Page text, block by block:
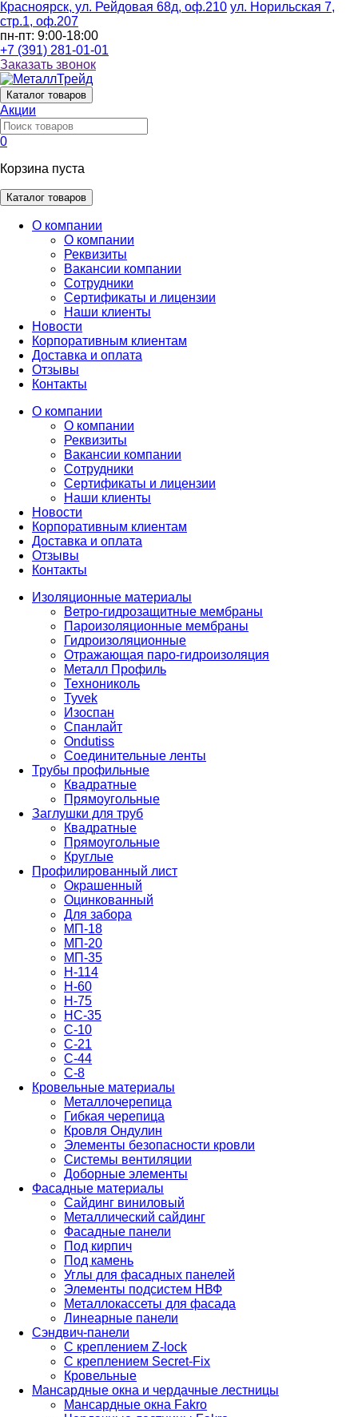
Красноярск, ул. Рейдовая 68д, оф.210 ул. Норильская 7,
стр.1, оф.207
пн-пт: 9:00-18:00
+7 (391) 281-01-01
Заказать звонок
Каталог товаров
Акции
0
Корзина пуста
Каталог товаров
О компании
О компании
Реквизиты
Вакансии компании
Сотрудники
Сертификаты и лицензии
Наши клиенты
Новости
Корпоративным клиентам
Доставка и оплата
Отзывы
Контакты
О компании
О компании
Реквизиты
Вакансии компании
Сотрудники
Сертификаты и лицензии
Наши клиенты
Новости
Корпоративным клиентам
Доставка и оплата
Отзывы
Контакты
Изоляционные материалы
Ветро-гидрозащитные мембраны
Пароизоляционные мембраны
Гидроизоляционные
Отражающая паро-гидроизоляция
Металл Профиль
Технониколь
Tyvek
Изоспан
Спанлайт
Ondutiss
Соединительные ленты
Трубы профильные
Квадратные
Прямоугольные
Заглушки для труб
Квадратные
Прямоугольные
Круглые
Профилированный лист
Окрашенный
Оцинкованный
Для забора
МП-18
МП-20
МП-35
Н-114
Н-60
Н-75
НС-35
С-10
С-21
С-44
С-8
Кровельные материалы
Металлочерепица
Гибкая черепица
Кровля Ондулин
Элементы безопасности кровли
Системы вентиляции
Доборные элементы
Фасадные материалы
Сайдинг виниловый
Металлический сайдинг
Фасадные панели
Под кирпич
Под камень
Углы для фасадных панелей
Элементы подсистем НВФ
Металлокассеты для фасада
Линеарные панели
Сэндвич-панели
С креплением Z-lock
С креплением Secret-Fix
Кровельные
Мансардные окна и чердачные лестницы
Мансардные окна Fakro